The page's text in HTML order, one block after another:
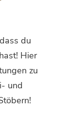
du
Hier
zu
und